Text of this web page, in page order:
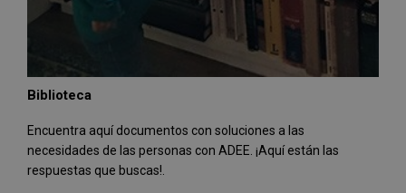
Biblioteca
Encuentra aquí documentos con soluciones a las
necesidades de las personas con ADEE. ¡Aquí están las
respuestas que buscas!.